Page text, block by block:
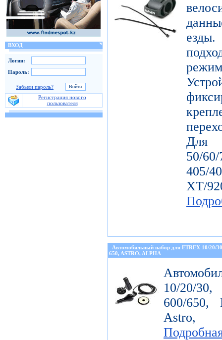
ВХОД
Логин:
Пароль:
Забыли пароль?
Регистрация нового
пользователя
50/
405/
ХТ/
Автомобильный набор для ETREX 10/20/
650, ASTRO, ALPHA
10/20/
600/650,
Astro,